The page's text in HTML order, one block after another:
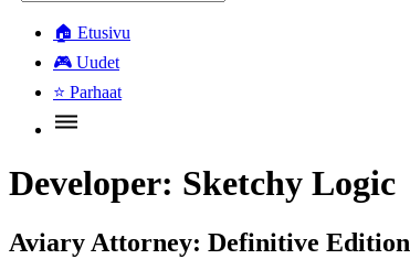
🏠 Etusivu
🎮 Uudet
⭐ Parhaat
Developer: Sketchy Logic
Aviary Attorney: Definitive Edition